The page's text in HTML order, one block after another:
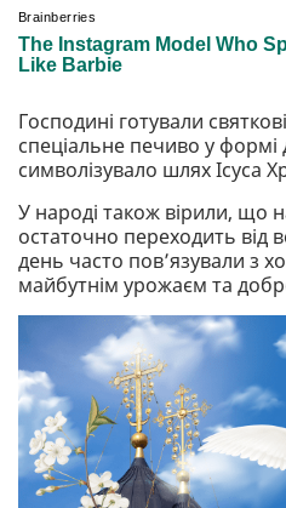
Господині готували
спеціальне печиво у
символізувало шлях Ісуса
У народі також вірили, що
остаточно переходить від
день часто пов’язували з
майбутнім урожаєм та